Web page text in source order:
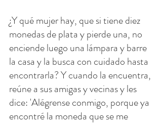
¿Y qué mujer hay, que si tiene diez
monedas de plata y pierde una, no
enciende luego una lámpara y barre
la casa y la busca con cuidado hasta
encontrarla? Y cuando la encuentra,
reúne a sus amigas y vecinas y les
dice: 'Alégrense conmigo, porque ya
encontré la moneda que se me